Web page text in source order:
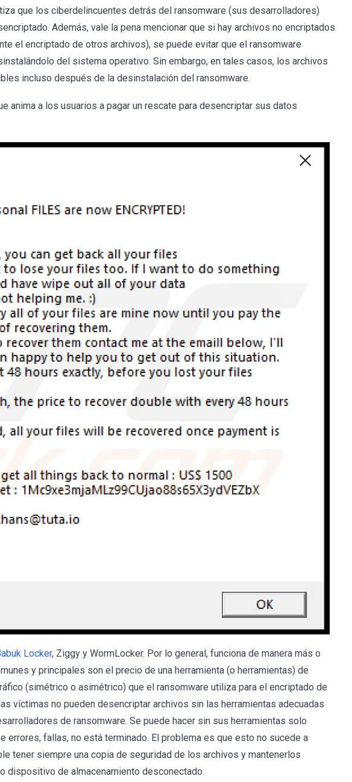
que los ciberdelincuentes detrás del ransomware (sus desarrolladores)
Además, vale la pena mencionar que si hay archivos no encriptados
el encriptado de otros archivos), se puede evitar que el ransomware
del sistema operativo. Sin embargo, en tales casos, los archivos
incluso después de la desinstalación del ransomware.
anima a los usuarios a pagar un rescate para desencriptar sus datos
Locker, Ziggy y WormLocker. Por lo general, funciona de manera más o
y principales son el precio de una herramienta (o herramientas) de
(simétrico o asimétrico) que el ransomware utiliza para el encriptado de
víctimas no pueden desencriptar archivos sin las herramientas adecuadas
de ransomware. Se puede hacer sin sus herramientas solo
errores, fallas, no está terminado. El problema es que esto no sucede a
tener siempre una copia de seguridad de los archivos y mantenerlos
dispositivo de almacenamiento desconectado.